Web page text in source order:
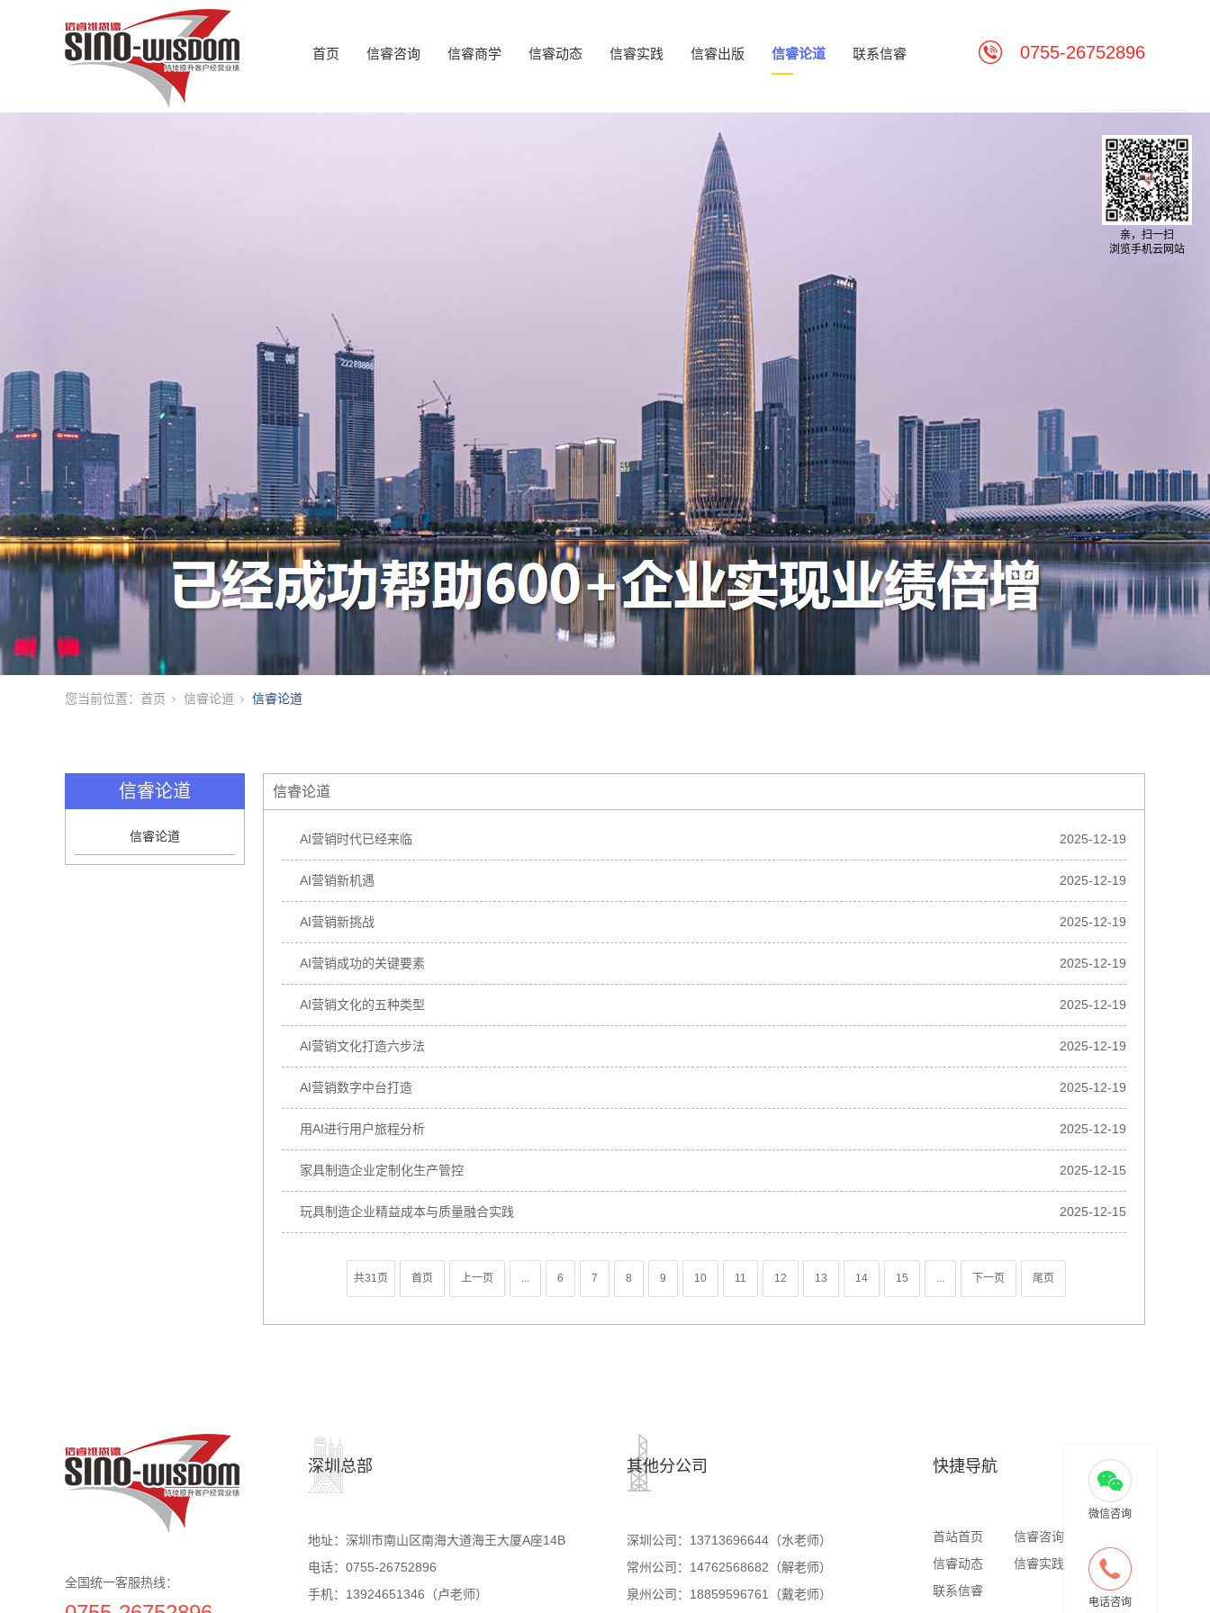
首页 信睿咨询 信睿商学 信睿动态 信睿实践 信睿出版 信睿论道 联系信睿 0755-26752896
您当前位置： 首页 信睿论道 信睿论道
信睿论道
信睿论道
信睿论道
AI营销时代已经来临 2025-12-19
AI营销新机遇 2025-12-19
AI营销新挑战 2025-12-19
AI营销成功的关键要素 2025-12-19
AI营销文化的五种类型 2025-12-19
AI营销文化打造六步法 2025-12-19
AI营销数字中台打造 2025-12-19
用AI进行用户旅程分析 2025-12-19
家具制造企业定制化生产管控 2025-12-15
玩具制造企业精益成本与质量融合实践 2025-12-15
共31页 首页 上一页 ... 6 7 8 9 10 11 12 13 14 15 ... 下一页 尾页
全国统一客服热线：
深圳总部
地址：深圳市南山区南海大道海王大厦A座14B
电话：0755-26752896
手机：13924651346（卢老师）
其他分公司
深圳公司：13713696644（水老师）
常州公司：14762568682（解老师）
泉州公司：18859596761（戴老师）
快捷导航
首站首页 信睿咨询
信睿动态
信睿实践
信睿出版
联系信睿
微信咨询
电话咨询
亲，扫一扫
浏览手机云网站